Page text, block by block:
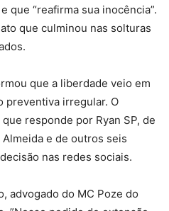
que “reafirma sua inocência”.
que culminou nas solturas
que a liberdade veio em
preventiva irregular. O
responde por Ryan SP, de
e de outros seis
nas redes sociais.
advogado do MC Poze do